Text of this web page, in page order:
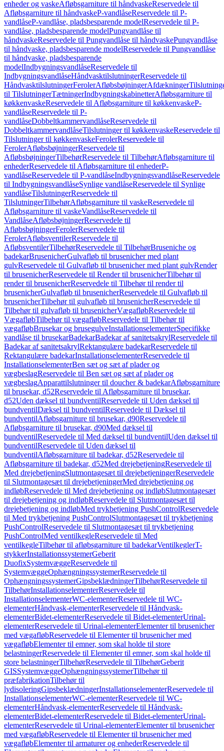
enheder og vaskeAfløbsgarniture til håndvaskeReservedele til
Afløbsgarniture til håndvaskeP-vandlåseReservedele til P-
vandlåseP-vandlåse, pladsbesparende modelReservedele til P-
vandlåse, pladsbesparende modelPungvandlåse til
håndvaskeReservedele til Pungvandlåse til håndvaskePungvandlåse
til håndvaske, pladsbesparende modelReservedele til Pungvandlåse
til håndvaske, pladsbesparende
modelIndbygningsvandlåseReservedele til
IndbygningsvandlåseHåndvasktilslutningerReservedele til
HåndvasktilslutningerFerolerAfløbsbøjningerAfdækninger
til TilslutningerTætningerIndbygningskabinetterAfløbsgarniture til
køkkenvaskeReservedele til Afløbsgarniture til køkkenvaskeP-
vandlåseReservedele til P-
vandlåseDobbeltkammervandlåseReservedele til
DobbeltkammervandlåseTilslutninger til køkkenvaskeReservedele til
Tilslutninger til køkkenvaskeFerolerReservedele til
FerolerAfløbsbøjningerReservedele til
AfløbsbøjningerTilbehørReservedele til TilbehørAfløbsgarniture til
enhederReservedele til Afløbsgarniture til enhederP-
vandlåseReservedele til P-vandlåseIndbygningsvandlåseReservedele
til IndbygningsvandlåseSynlige vandlåseReservedele til Synlige
vandlåseTilslutningerReservedele til
TilslutningerTilbehørAfløbsgarniture til vaskeReservedele til
Afløbsgarniture til vaskeVandlåseReservedele til
VandlåseAfløbsbøjningerReservedele til
AfløbsbøjningerFerolerReservedele til
FerolerAfløbsventilerReservedele til
AfløbsventilerTilbehørReservedele til TilbehørBruseniche og
badekarBrusenicherGulvafløb til brusenicher med plant
gulvReservedele til Gulvafløb til brusenicher med plant gulvRender
til brusenicherReservedele til Render til brusenicherTilbehør til
render til brusenicherReservedele til Tilbehør til render til
brusenicherGulvafløb til brusenicherReservedele til Gulvafløb til
brusenicherTilbehør til gulvafløb til brusenicherReservedele til
Tilbehør til gulvafløb til brusenicherVægafløbReservedele til
VægafløbTilbehør til vægafløbReservedele til Tilbehør til
vægafløbBrusekar og brusegulveInstallationselementerSpecifikke
vandlåse til brusekarBadekarBadekar af sanitetsakrylReservedele til
Badekar af sanitetsakrylRektangulære badekarReservedele til
Rektangulære badekarInstallationselementerReservedele til
InstallationselementerBen sæt og sæt af plader og
vægbeslagReservedele til Ben sæt og sæt af plader og
vægbeslagApparattilslutninger til doucher & badekarAfløbsgarniture
til brusekar, d52Reservedele til Afløbsgarniture til brusekar,
d52Uden dæksel til bundventilReservedele til Uden dæksel til
bundventilDæksel til bundventilReservedele til Dæksel til
bundventilAfløbsgarniture til brusekar, d90Reservedele til
Afløbsgarniture til brusekar, d90Med dæksel til
bundventilReservedele til Med dæksel til bundventilUden dæksel til
bundventilReservedele til Uden dæksel til
bundventilAfløbsgarniture til badekar, d52Reservedele til
Afløbsgarniture til badekar, d52Med drejebetjeningReservedele til
Med drejebetjeningSlutmontagesæt til drejebetjeningerReservedele
til Slutmontagesæt til drejebetjeningerMed drejebetjening og
indløbReservedele til Med drejebetjening og indløbSlutmontagesæt
til drejebetjening og indløbReservedele til Slutmontagesæt til
drejebetjening og indløbMed trykbetjening PushControlReservedele
til Med trykbetjening PushControlSlutmontagesæt til trykbetjening
PushControlReservedele til Slutmontagesæt til trykbetjening
PushControlMed ventilkegleReservedele til Med
ventilkegleTilbehør til afløbsgarniture til badekarVentilkeglerT-
stykkerInstallationssystemerGeberit
DuofixSystemvæggeReservedele til
SystemvæggeOphængningssystemerReservedele til
OphængningssystemerGipsbeklædningerTilbehørReservedele til
TilbehørInstallationselementerReservedele til
InstallationselementerWC-elementerReservedele til WC-
elementerHåndvask-elementerReservedele til Håndvask-
elementerBidet-elementerReservedele til Bidet-elementerUrinal-
elementerReservedele til Urinal-elementerElementer til brusenicher
med vægafløbReservedele til Elementer til brusenicher med
vægafløbElementer til emner, som skal holde til store
belastningerReservedele til Elementer til emner, som skal holde til
store belastningerTilbehørReservedele til TilbehørGeberit
GISSystemvæggeOphængningssystemerTilbehør til
præfabrikationTilbehør til
lydisoleringGipsbeklædningerInstallationselementerReservedele til
InstallationselementerWC-elementerReservedele til WC-
elementerHåndvask-elementerReservedele til Håndvask-
elementerBidet-elementerReservedele til Bidet-elementerUrinal-
elementerReservedele til Urinal-elementerElementer til brusenicher
med vægafløbReservedele til Elementer til brusenicher med
vægafløbElementer til armaturer og enhederReservedele til